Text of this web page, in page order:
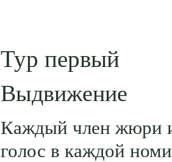
Тур первый
Выдвижение
Каждый член жюри
голос в каждой